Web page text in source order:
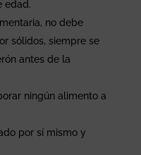
edad.
no debe
sólidos, siempre se
antes de la
ningún alimento a
por sí mismo y